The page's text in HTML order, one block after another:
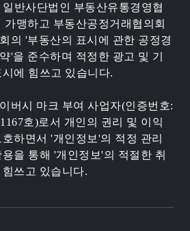
반사단법인 부동산유통경영협
가맹하고 부동산공정거래협의회
의 '부동산의 표시에 관한 공정경
'을 준수하며 적정한 광고 및 기
시에 힘쓰고 있습니다.
버시 마크 부여 사업자(인증번호:
호)로서 개인의 권리 및 이익
호하면서 '개인정보'의 적정 관리
용을 통해 '개인정보'의 적절한 취
힘쓰고 있습니다.